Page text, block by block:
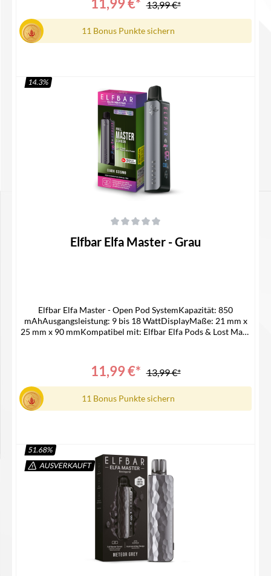
11,99 €* 13,99 €*
11 Bonus Punkte sichern
In den Warenkorb
14.3%
Elfbar Elfa Master - Grau
Elfbar Elfa Master - Open Pod SystemKapazität: 850
mAhAusgangsleistung: 9 bis 18 WattDisplayMaße: 21 mm x
25 mm x 90 mmKompatibel mit: Elfbar Elfa Pods & Lost Mary
Bedienungsanleitung
11,99 €* 13,99 €*
11 Bonus Punkte sichern
In den Warenkorb
51.68%
AUSVERKAUFT